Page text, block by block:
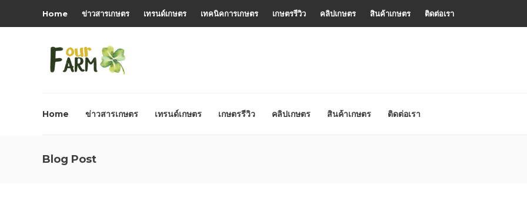
Home ข่าวสารเกษตร เทรนด์เกษตร เทคนิคการเกษตร เกษตรรีวิว คลิปเกษตร สินค้าเกษตร ติดต่อเรา
Home ข่าวสารเกษตร เทรนด์เกษตร เกษตรรีวิว คลิปเกษตร สินค้าเกษตร ติดต่อเรา
Blog Post